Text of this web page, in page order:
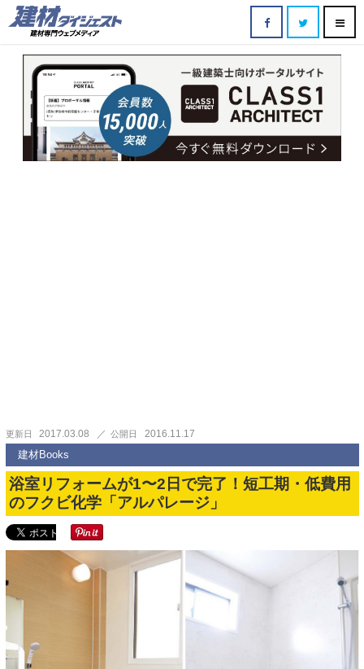
更新日 2017.03.08 公開日 2016.11.17
建材Books
浴室リフォームが1〜2日で完了！短工期・低費用
のフクビ化学「アルパレージ」